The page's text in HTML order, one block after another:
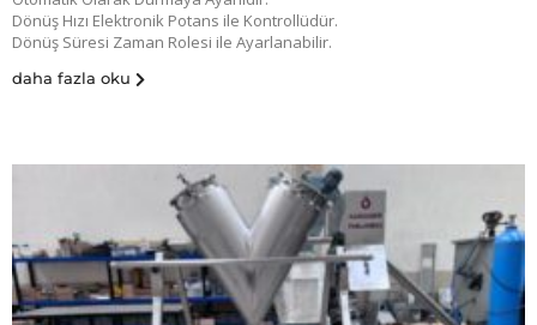
Dönüş Hızı Elektronik Potans ile Kontrollüdür.
Dönüş Süresi Zaman Rolesi ile Ayarlanabilir.
daha fazla oku